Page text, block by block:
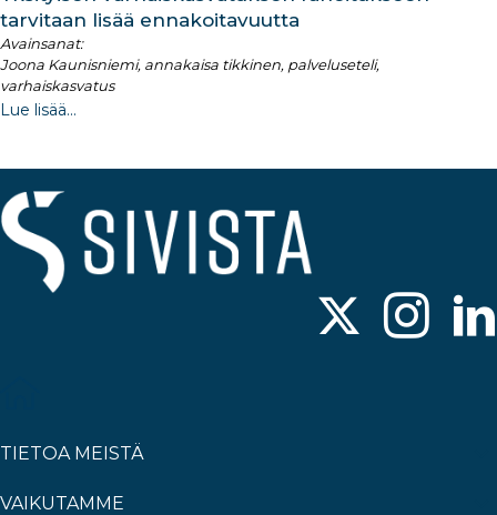
tarvitaan lisää ennakoitavuutta
Avainsanat:
Joona Kaunisniemi, annakaisa tikkinen, palveluseteli,
varhaiskasvatus
Lue lisää...
TIETOA MEISTÄ
VAIKUTAMME